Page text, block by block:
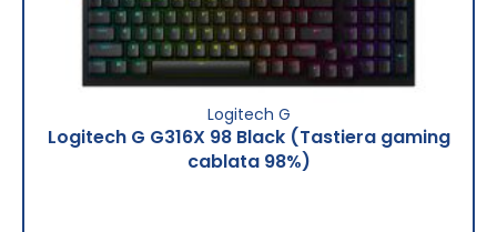
Logitech G
Logitech G G316X 98 Black (Tastiera gaming
cablata 98%)